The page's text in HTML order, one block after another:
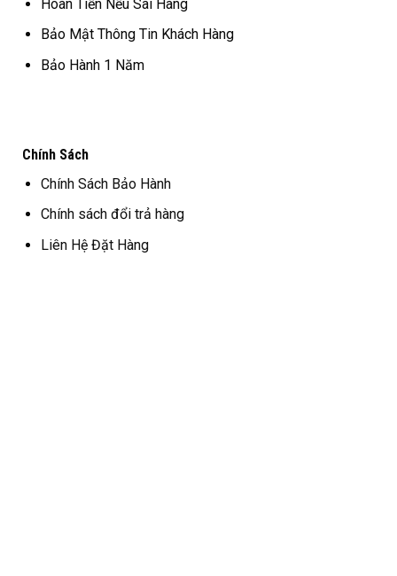
Hoàn Tiền Nếu Sai Hàng
Bảo Mật Thông Tin Khách Hàng
Bảo Hành 1 Năm
Chính Sách
Chính Sách Bảo Hành
Chính sách đổi trả hàng
Liên Hệ Đặt Hàng